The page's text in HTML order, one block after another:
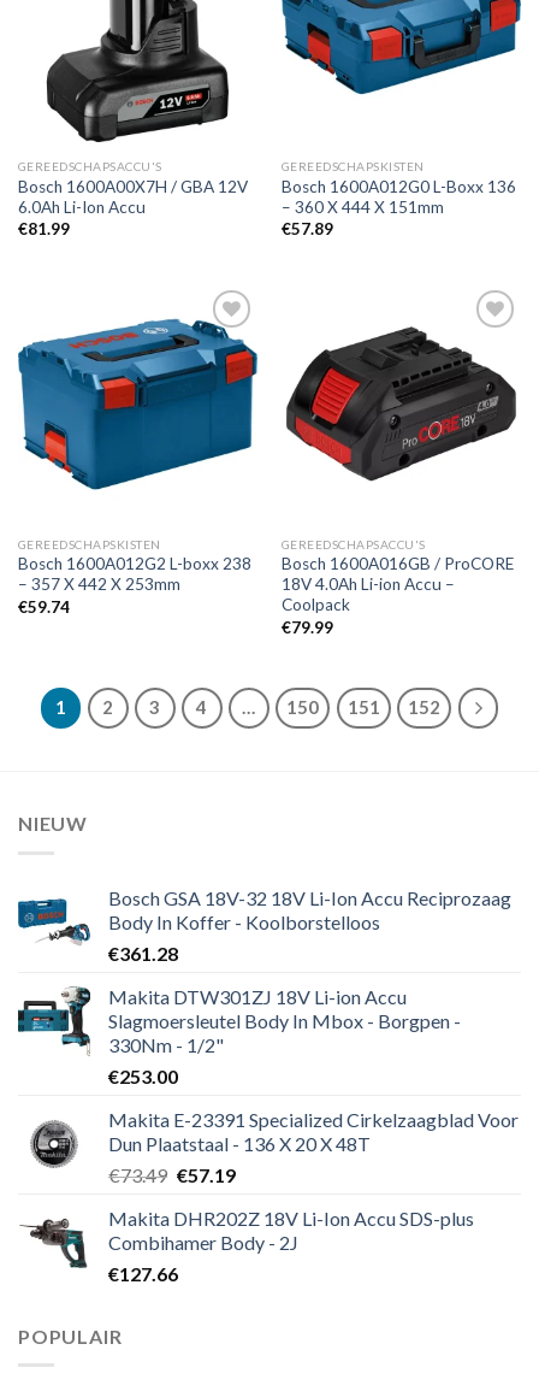
Toevoegen
aan
verlanglijst
GEREEDSCHAPSACCU'S
Bosch 1600A00X7H / GBA 12V
6.0Ah Li-Ion Accu
€81.99
Toevoegen
aan
verlanglijst
GEREEDSCHAPSKISTEN
Bosch 1600A012G0 L-Boxx 136
– 360 X 444 X 151mm
€57.89
Toevoegen
GEREEDSCHAPSKISTEN
Bosch 1600A012G2 L-boxx 238
– 357 X 442 X 253mm
€59.74
Toevoegen
aan
verlanglijst
GEREEDSCHAPSACCU'S
Bosch 1600A016GB / ProCORE
18V 4.0Ah Li-ion Accu –
Coolpack
€79.99
1 2 3 4 … 150 151 152
NIEUW
Bosch GSA 18V-32 18V Li-Ion Accu Reciprozaag
Body In Koffer - Koolborstelloos
€361.28
Makita DTW301ZJ 18V Li-ion Accu
Slagmoersleutel Body In Mbox - Borgpen -
330Nm - 1/2"
€253.00
Makita E-23391 Specialized Cirkelzaagblad Voor
Dun Plaatstaal - 136 X 20 X 48T
€73.49 Oorspronkelijke
was:
€73.49.
€57.19Huidige
is:
€57.19.
Makita DHR202Z 18V Li-Ion Accu SDS-plus
Combihamer Body - 2J
€127.66
POPULAIR